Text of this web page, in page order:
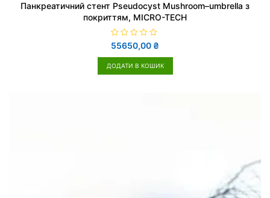
Панкреатичний стент Pseudocyst Mushroom–umbrella з
покриттям, MICRO-TECH
О
ц
і
н
55650,00 ₴
ДОДАТИ В КОШИК